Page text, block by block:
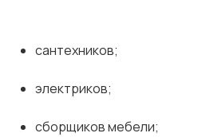
сантехников;
электриков;
сборщиков мебели;